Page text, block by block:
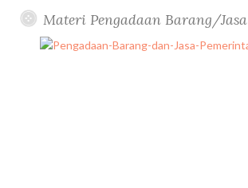
Materi Pengadaan Barang/Jasa